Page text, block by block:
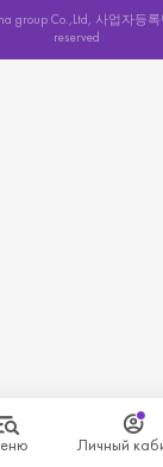
Личный
group Co.,Ltd, 사업자등
reserved